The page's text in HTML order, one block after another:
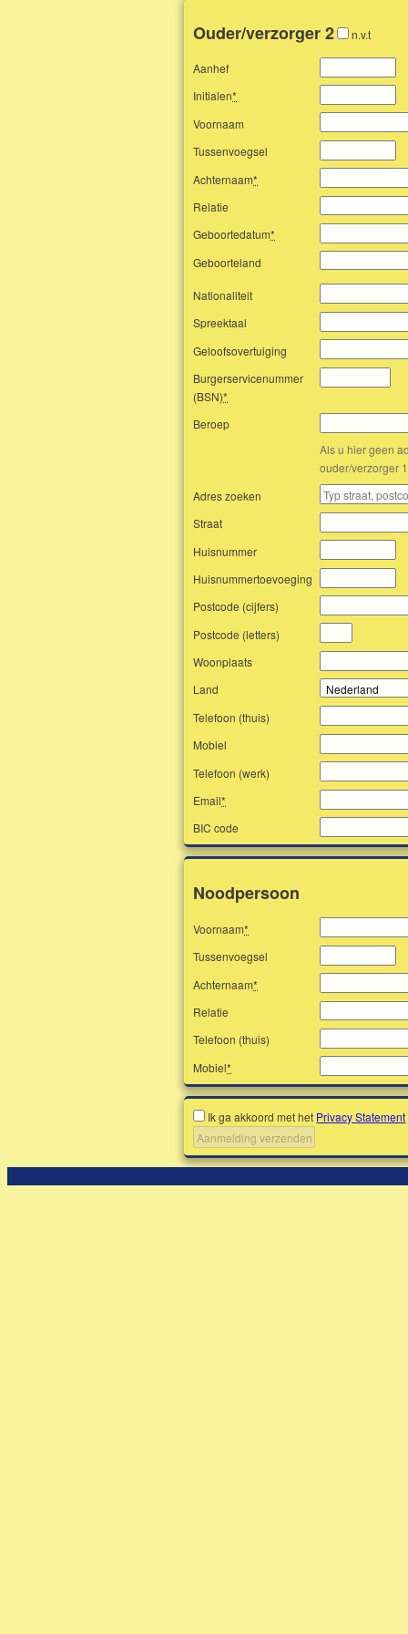
Ouder/verzorger 2 n.v.t
Aanhef
Initialen*
Voornaam
Tussenvoegsel
Achternaam*
Relatie
Geboortedatum*
Geboorteland
Nationaliteit
Spreektaal
Geloofsovertuiging
Burgerservicenummer
(BSN)*
Beroep
Als u hier geen
ouder/verzorger
Adres zoeken
Straat
Huisnummer
Huisnummertoevoeging
Postcode (cijfers)
Postcode (letters)
Woonplaats
Land
Telefoon (thuis)
Mobiel
Telefoon (werk)
Email*
BIC code
Noodpersoon
Voornaam*
Tussenvoegsel
Achternaam*
Relatie
Telefoon (thuis)
Mobiel*
Ik ga akkoord met het Privacy Statement